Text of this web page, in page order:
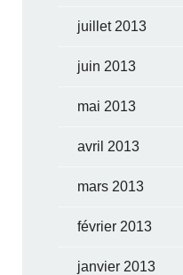
juillet 2013
juin 2013
mai 2013
avril 2013
mars 2013
février 2013
janvier 2013